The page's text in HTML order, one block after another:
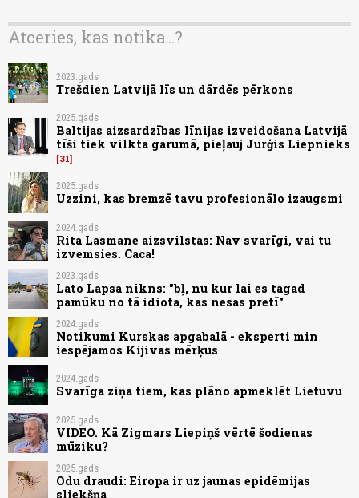
Atceries, kas notika...?
2023.gads
Trešdien Latvijā līs un dārdēs pērkons
2025.gads
Baltijas aizsardzības līnijas izveidošana Latvijā
tīši tiek vilkta garumā, pieļauj Jurģis Liepnieks
31
2025.gads
Uzzini, kas bremzē tavu profesionālo izaugsmi
2024.gads
Rita Lasmane aizsvilstas: Nav svarīgi, vai tu
izvemsies. Caca!
2023.gads
Lato Lapsa nikns: "bļ, nu kur lai es tagad
pamūku no tā idiota, kas nesas pretī"
2024.gads
Notikumi Kurskas apgabalā - eksperti min
iespējamos Kijivas mērķus
2024.gads
Svarīga ziņa tiem, kas plāno apmeklēt Lietuvu
2025.gads
VIDEO. Kā Zigmars Liepiņš vērtē šodienas
mūziku?
2025.gads
Odu draudi: Eiropa ir uz jaunas epidēmijas
sliekšņa